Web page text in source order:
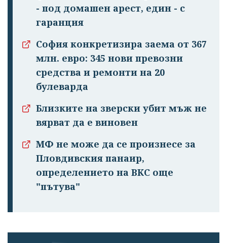
- под домашен арест, един - с
гаранция
София конкретизира заема от 367
млн. евро: 345 нови превозни
средства и ремонти на 20
булеварда
Близките на зверски убит мъж не
вярват да е виновен
МФ не може да се произнесе за
Пловдивския панаир,
определението на ВКС още
"пътува"